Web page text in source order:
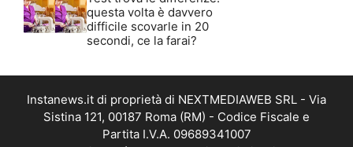
questa volta è davvero
difficile scovarle in 20
secondi, ce la farai?
Instanews.it di proprietà di NEXTMEDIAWEB SRL - Via
Sistina 121, 00187 Roma (RM) - Codice Fiscale e
Partita I.V.A. 09689341007